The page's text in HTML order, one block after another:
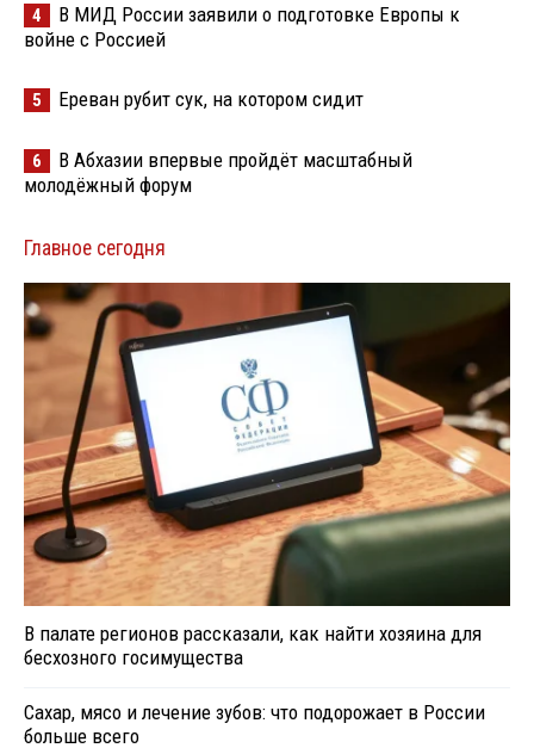
4
В МИД России заявили о подготовке Европы к
войне с Россией
5 Ереван рубит сук, на котором сидит
6
В Абхазии впервые пройдёт масштабный
молодёжный форум
Главное сегодня
В палате регионов рассказали, как найти хозяина для
бесхозного госимущества
Сахар, мясо и лечение зубов: что подорожает в России
больше всего